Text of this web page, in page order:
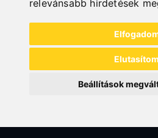
relevánsabb hirdetések
Elutasítom
Beállítások
Műhely
Tisztítás-